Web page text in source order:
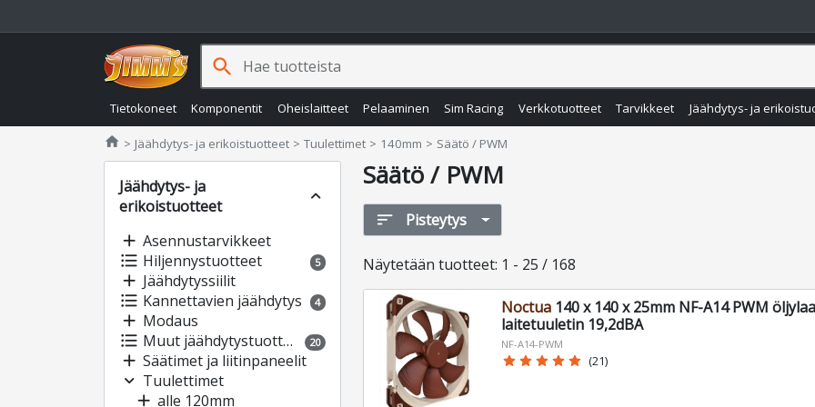
Tietokoneet Komponentit Oheislaitteet Pelaaminen Sim Racing Verkkotuotteet Tarvikkeet Jäähdytys- ja
search
home Jimms.fi
Jäähdytys- ja erikoistuotteet Tuulettimet 140mm Säätö / PWM
Jäähdytys- ja
erikoistuotteet
expand_less
add Asennustarvikkeet
format_list_bulleted Hiljennystuotteet 5
add Jäähdytyssiilit
format_list_bulleted Kannettavien jäähdytys 4
add Modaus
format_list_bulleted Muut jäähdytystuotteet 20
add Säätimet ja liitinpaneelit
expand_more Tuulettimet
add alle 120mm
Säätö / PWM
sort Pisteytys
Näytetään tuotteet: 1 - 25 / 168
Noctua140 x 140 x 25mm NF-A14 PWM
laitetuuletin 19,2dBA
NF-A14-PWM
star star star star star (21)